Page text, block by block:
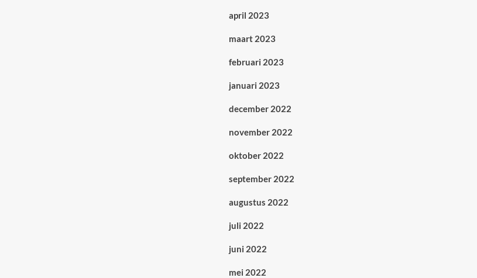
april 2023
maart 2023
februari 2023
januari 2023
december 2022
november 2022
oktober 2022
september 2022
augustus 2022
juli 2022
juni 2022
mei 2022